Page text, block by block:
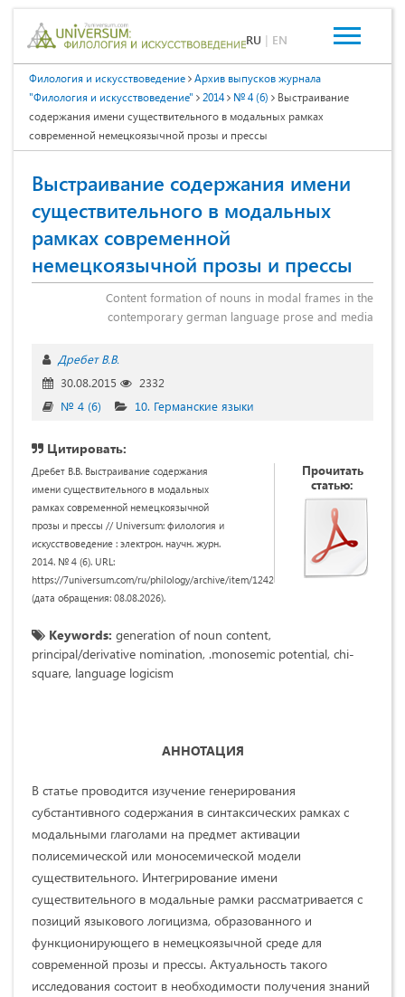
RU | EN
Филология и искусствоведение
Архив выпусков журнала
"Филология и искусствоведение"
2014 № 4 (6)
Выстраивание
содержания имени существительного в модальных рамках
современной немецкоязычной прозы и прессы
Выстраивание содержания имени
существительного в модальных
рамках современной
немецкоязычной прозы и прессы
Сontent formation of nouns in modal frames in the
contemporary german language prose and media
Дребет В.В.
30.08.2015
2332
№ 4 (6)
10. Германские языки
Цитировать:
Дребет В.В. Выстраивание содержания
имени существительного в модальных
рамках современной немецкоязычной
прозы и прессы // Universum: филология и
искусствоведение : электрон. научн. журн.
2014. № 4 (6). URL:
https://7universum.com/ru/philology/archive/item/1242
(дата обращения: 08.08.2026).
Прочитать
статью:
Keywords: generation of noun content,
principal/derivative nomination, .monosemic potential, chi-
square, language logicism
АННОТАЦИЯ
В статье проводится изучение генерирования
субстантивного содержания в синтаксических рамках с
модальными глаголами на предмет активации
полисемической или моносемической модели
существительного. Интегрирование имени
существительного в модальные рамки рассматривается с
позиций языкового логицизма, образованного и
функционирующего в немецкоязычной среде для
современной прозы и прессы. Актуальность такого
исследования состоит в необходимости получения знаний